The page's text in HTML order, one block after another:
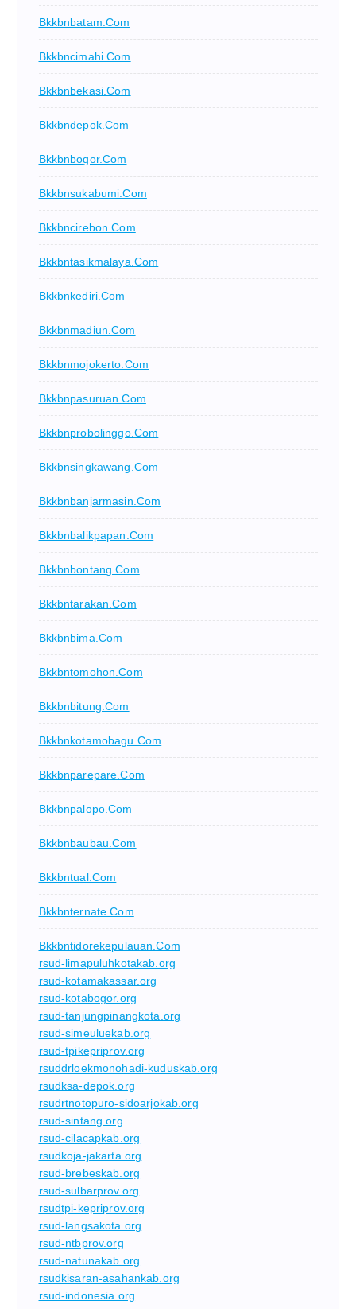
Bkkbnbatam.com
Bkkbncimahi.com
Bkkbnbekasi.com
Bkkbndepok.com
Bkkbnbogor.com
Bkkbnsukabumi.com
Bkkbncirebon.com
Bkkbntasikmalaya.com
Bkkbnkediri.com
Bkkbnmadiun.com
Bkkbnmojokerto.com
Bkkbnpasuruan.com
Bkkbnprobolinggo.com
Bkkbnsingkawang.com
Bkkbnbanjarmasin.com
Bkkbnbalikpapan.com
Bkkbnbontang.com
Bkkbntarakan.com
Bkkbnbima.com
Bkkbntomohon.com
Bkkbnbitung.com
Bkkbnkotamobagu.com
Bkkbnparepare.com
Bkkbnpalopo.com
Bkkbnbaubau.com
Bkkbntual.com
Bkkbnternate.com
Bkkbntidorekepulauan.com
rsud-limapuluhkotakab.org
rsud-kotamakassar.org
rsud-kotabogor.org
rsud-tanjungpinangkota.org
rsud-simeuluekab.org
rsud-tpikepriprov.org
rsuddrloekmonohadi-kuduskab.org
rsudksa-depok.org
rsudrtnotopuro-sidoarjokab.org
rsud-sintang.org
rsud-cilacapkab.org
rsudkoja-jakarta.org
rsud-brebeskab.org
rsud-sulbarprov.org
rsudtpi-kepriprov.org
rsud-langsakota.org
rsud-ntbprov.org
rsud-natunakab.org
rsudkisaran-asahankab.org
rsud-indonesia.org